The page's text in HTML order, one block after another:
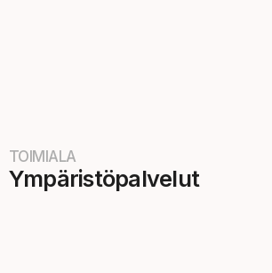
TOIMIALA
Ympäristöpalvelut